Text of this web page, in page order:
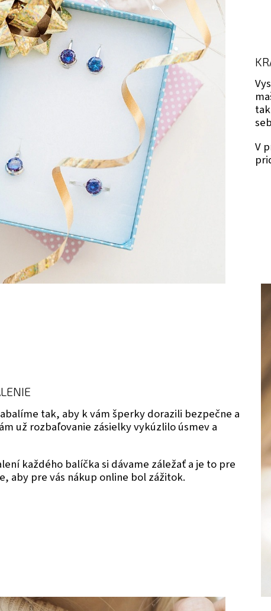
V
tak, aby k vám šperky dorazili bezpečne a
už rozbaľovanie zásielky vykúzlilo úsmev a
každého balíčka si dávame záležať a je to pre
aby pre vás nákup online bol zážitok.